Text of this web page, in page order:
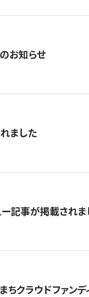
お知らせ
ました
記事が掲載されま
クラウドファン